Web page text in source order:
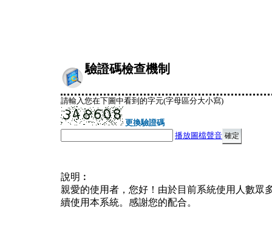
驗證碼檢查機制
請輸入您在下圖中看到的字元(字母區分大小寫)
更換驗證碼
播放圖檔聲音
說明︰
親愛的使用者，您好！由於目前系統使用人數眾
續使用本系統。感謝您的配合。